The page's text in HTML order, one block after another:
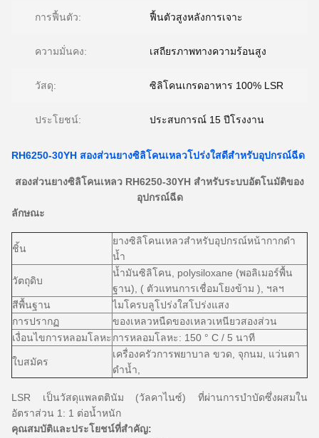
การฟื้นตัว: ฟื้นตัวสูงหลังการเจาะ
ความมั่นคง: เสถียรภาพทางความร้อนสูง
วัสดุ: ซิลิโคนเกรดอาหาร 100% LSR
ประโยชน์: ประสบการณ์ 15 ปีโรงงาน
RH6250-30YH สองส่วนยางซิลิโคนเหลวโปร่งใสดีสำหรับอุปกรณ์ฉีด
สองส่วนยางซิลิโคนเหลว RH6250-30YH สำหรับระบบอัตโนมัติของ
อุปกรณ์ฉีด
ลักษณะ
ชิ้น
ยางซิลิโคนเหลวสำหรับอุปกรณ์หน้ากากดำ
น้ำ
วัตถุดิบ
น้ำมันซิลิโคน, polysiloxane (พอลิเมอร์พื้น
ฐาน), ( ตัวแทนการเชื่อมโยงข้าม ), ฯลฯ
สีพื้นฐาน
ไมโครบลูโปร่งใสโปร่งแสง
การปรากฏ
ของเหลวหนืดของเหลวเหนียวสองส่วน
เงื่อนไขการหลอมโลหะ การหลอมโลหะ: 150 ° C / 5 นาที
ใบสมัคร
เครื่องครัวการพยาบาล ขวด, จุกนม, แว่นตา
ดำน้ำ,
LSR เป็นวัสดุแพลตตินัม (วัลคาไนซ์) ที่ผ่านการบำบัดซึ่งผสมใน
อัตราส่วน 1: 1 ต่อน้ำหนัก
คุณสมบัติและประโยชน์ที่สำคัญ: